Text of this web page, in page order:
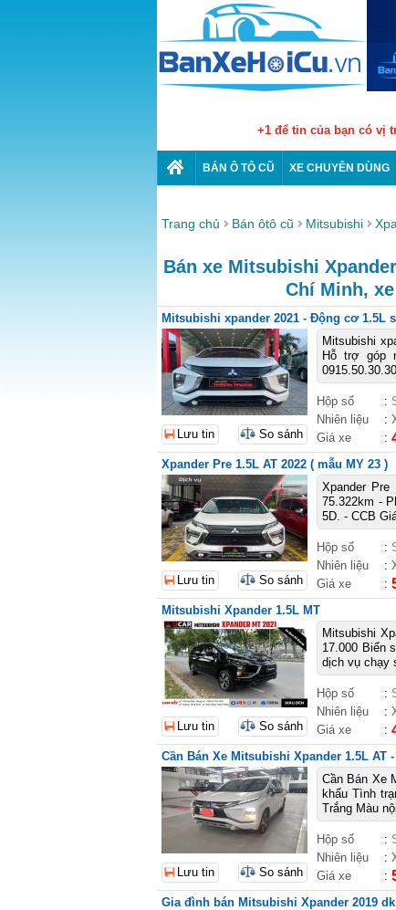
+1 để tin của bạn có vị
BÁN Ô TÔ CŨ XE CHUYÊN DÙNG
Trang chủ Bán ôtô cũ Mitsubishi
Bán xe Mitsubishi
Chí Minh,
Mitsubishi xpander 2021 - Động cơ 1.5L
Mitsubishi
Hỗ trợ góp
Hộp số :
Nhiên liệu
:
Giá xe
:
Lưu tin So sánh
Xpander Pre 1.5L AT 2022 ( mẫu MY 23 )
Xpander
75.322km -
5D. - CCB
Hộp số :
Nhiên liệu
:
Giá xe
:
Lưu tin So sánh
Mitsubishi Xpander 1.5L MT
Mitsubishi
17.000 Biển
dịch vụ chạy
Hộp số :
Nhiên liệu
:
Giá xe
:
Lưu tin So sánh
Cần Bán Xe Mitsubishi Xpander 1.5L AT -
Cần Bán Xe
khẩu Tình
Trắng Màu
Hộp số :
Nhiên liệu
:
Giá xe
:
Lưu tin So sánh
Gia đình bán Mitsubishi Xpander 2019